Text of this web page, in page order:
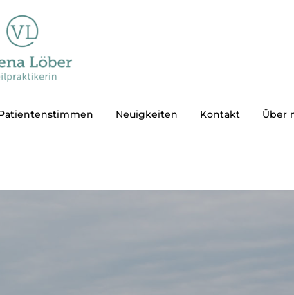
Neuigkeiten Kontakt Über